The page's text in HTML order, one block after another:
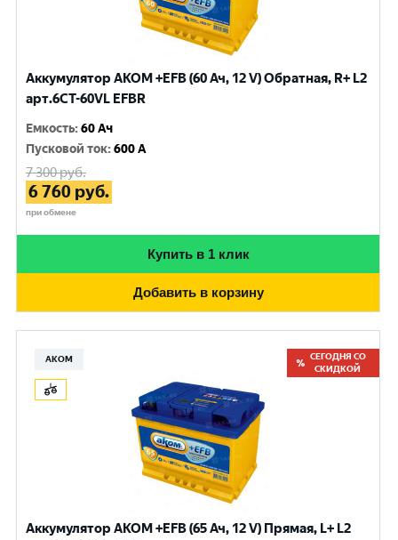
Аккумулятор AKOM +EFB (60 Ач, 12 V) Обратная, R+ L2
арт.6CТ-60VL EFBR
Емкость:60 Ач
Пусковой ток:600 A
7 300руб.
6 760 руб.
при обмене
Купить в 1 клик
Добавить в корзину
АКОМ
СЕГОДНЯ СО
СКИДКОЙ
Аккумулятор AKOM +EFB (65 Ач, 12 V) Прямая, L+ L2